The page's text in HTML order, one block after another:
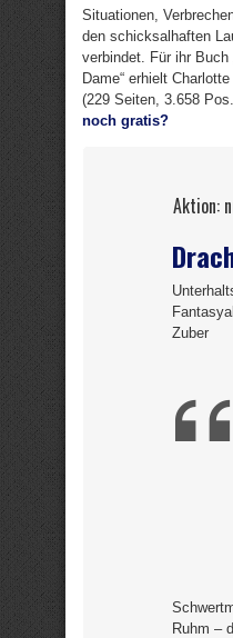
Situationen,
den schicksalhaften
verbindet. Für ihr
Dame“ erhielt
(229 Seiten, 3.658
noch gratis?
Aktion:
Zuber
Ruhm –